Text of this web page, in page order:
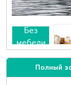
Без
мебели
Полный